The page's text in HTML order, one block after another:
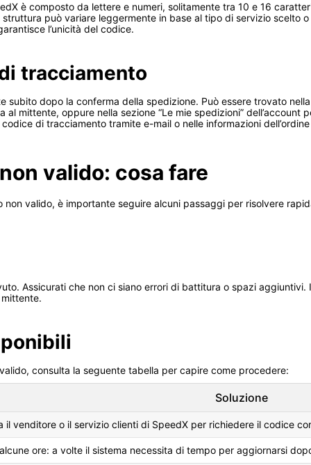
è composto da lettere e numeri, solitamente tra 10 e 16
struttura può variare leggermente in base al tipo di servizio scelto
l’unicità del codice.
tracciamento
subito dopo la conferma della spedizione. Può essere trovato
al mittente, oppure nella sezione “Le mie spedizioni” dell’account
di tracciamento tramite e-mail o nelle informazioni
valido: cosa fare
valido, è importante seguire alcuni passaggi per risolvere
Assicurati che non ci siano errori di battitura o spazi
consulta la seguente tabella per capire come procedere:
Soluzione
il venditore o il servizio clienti di SpeedX per richiedere il codice
ore: a volte il sistema necessita di tempo per aggiornarsi